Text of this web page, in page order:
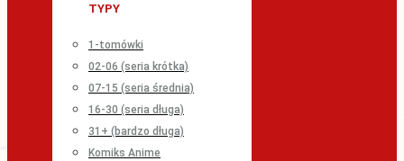
TYPY
1-tomówki
02-06 (seria krótka)
07-15 (seria średnia)
16-30 (seria długa)
31+ (bardzo długa)
Komiks Anime